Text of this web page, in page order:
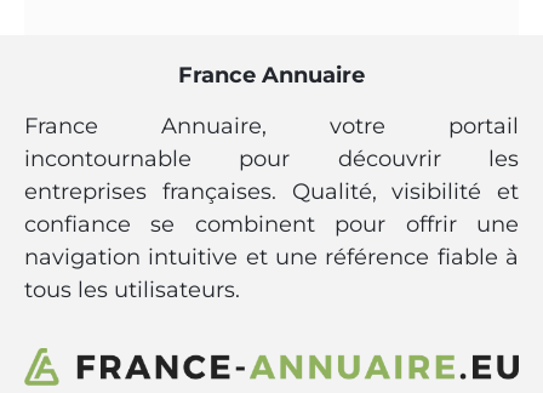
France Annuaire
France Annuaire, votre portail
incontournable pour découvrir les
entreprises françaises. Qualité, visibilité et
confiance se combinent pour offrir une
navigation intuitive et une référence fiable à
tous les utilisateurs.